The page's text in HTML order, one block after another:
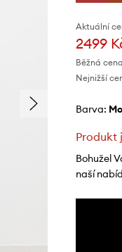
Aktuální
2499
Běžná
Nejnižší
Barva:
Produkt
Bohužel
naší